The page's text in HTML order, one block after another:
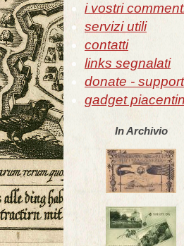
i vostri
servizi utili
contatti
links segnalati
donate - support
gadget
In Archivio